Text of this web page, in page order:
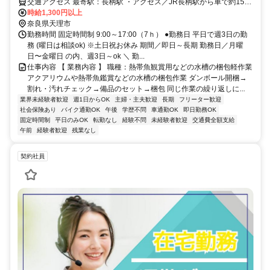
交通アクセス 最寄駅：長柄駅 ・アクセス／JR長柄駅から車で約15分
長柄運動公園近く ※車、バイク通勤ok 車通勤OK バイク通勤OK 自転
車通勤OK ■交通費支給（上限月13000円） ■無料駐車場完備 ■無料駐
輪場完備 ■公共交通機関、バス、自転車、車通勤OK
時給1,300円以上
奈良県天理市
勤務時間 固定時間制 9:00～17:00（7ｈ） ●勤務日 平日で週3日の勤
務 (曜日は相談ok) ※土日祝お休み 期間／即日～長期 勤務日／月曜
日〜金曜日 の内、週3日～ok ＼ 勤...
仕事内容 【 業務内容 】 職種：熱帯魚観賞用などの水槽の梱包軽作業
アクアリウムや熱帯魚鑑賞などの水槽の梱包作業 ダンボール開梱→
割れ・汚れチェック→備品のセット→梱包 同じ作業の繰り返しに...
業界未経験者歓迎 週1日からOK 主婦・主夫歓迎 長期
フリーター歓迎
社会保険あり
バイク通勤OK 午後 学歴不問 車通勤OK
即日勤務OK
固定時間制
平日のみOK 転勤なし 経験不問 未経験者歓迎
交通費全額支給
午前
経験者歓迎 残業なし
契約社員